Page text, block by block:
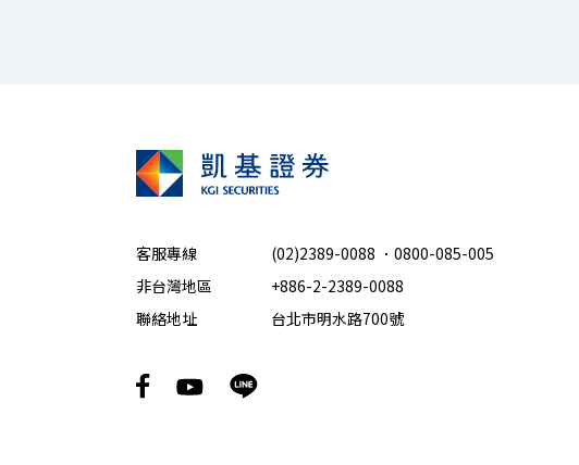
客服專線 (02)2389-0088 ．0800-085-005
非台灣地區
+886-2-2389-0088
聯絡地址
台北市明水路700號